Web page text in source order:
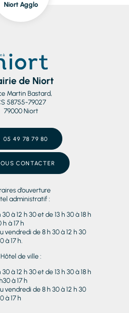
Niort Agglo
de Niort
Martin Bastard,
58755-79027
79000 Niort
05 49 78 79 80
CONTACTER
d’ouverture
administratif :
à 12 h 30 et de 13 h 30 à 18 h
à 17 h
vendredi de 8 h 30 à 12 h 30
à 17 h.
Hôtel de ville :
à 12 h 30 et de 13 h 30 à 18 h
à 17 h
vendredi de 8 h 30 à 12 h 30
à 17 h